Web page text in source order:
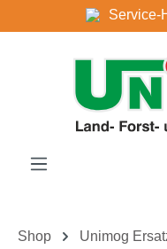
Zum HauptinhaltService-
Shop
Unimog